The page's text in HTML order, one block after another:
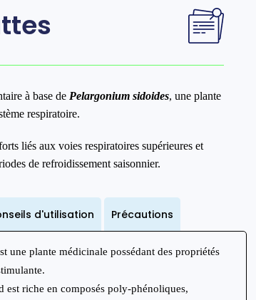
à base de Pelargonium sidoides, une plante
respiratoire.
liés aux voies respiratoires supérieures et
de refroidissement saisonnier.
d'utilisation Précautions
une plante médicinale possédant des propriétés
est riche en composés poly-phénoliques,